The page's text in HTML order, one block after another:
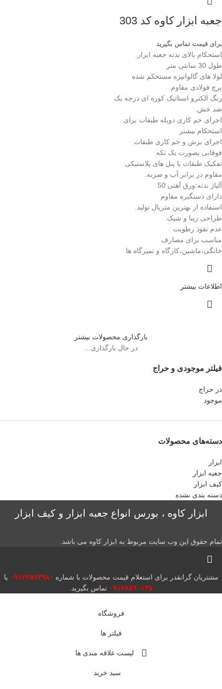
فیلتر موجودی و حراج
در حراج
موجود
دسته‌های محصولات
ابزار
جعبه ابزار
کیف ابزار
دسته بندی نشده
جعبه ابزار کاوه کد 303
برای قیمت تماس بگیرید
استحکام بالای بدنه جعبه ابزار.
طول 30 سانتی متر
لولا های گالوانیزه مستحکم شده
پرچ فولادی مقاوم.
رنگ الکترو استاتیک کوره ای درجه یک
ضد خش.
اجرای خم کاری دوپله طبقات برای
استحکام بیشتر
اجرای برش و خم کاری طبقات
فوقانی بصورت یک تکه
تفکیک طبقات با پنل های پلاستیکی
مقاوم در برابر آب و ضربه.
آلیاژ بدنه:ورق آهنی 50
دارای دستگیره مقاوم
استفاده از بهترین متریال تولید.
طراحی زیبا و شیک.
عدم نفوذ رطوبت
مناسب برای مصارف
خانگی،ماشین،کارگاه و تمیرگاه ها
اطلاعات بیشتر
بارگذاری محصولات بیشتر
در حال بارگذاری...
ابزار کاوه ، بورس انواع جعبه ابزار و کیف ابزار
تمام حقوق این وب سایت مربوط به ابزار کاوه می باشد.
مشتریان گرانقدر برای استعلام قیمت محصولات با شماره ۰۹۱۲۲۵۶۳۹۸۰ یا
۰۹۱۲۸۵۹۰۱۳۵ تماس بگیرید.
فروشگاه
فیلتر ها
لیست علاقه مندی ها
سبد خرید